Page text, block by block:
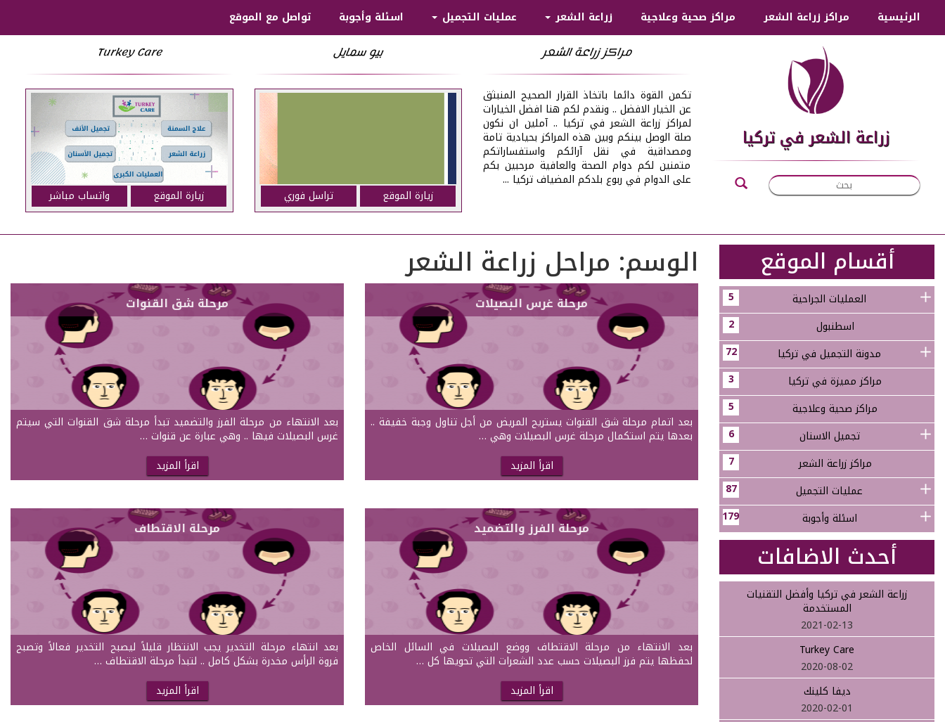
الرئيسية مراكز زراعة الشعر مراكز صحية وعلاجية زراعة الشعر عمليات التجميل اسئلة وأجوبة تواصل مع الموقع
زراعة الشعر في تركيا
مراكز زراعة الشعر
تكمن القوة دائما باتخاذ القرار الصحيح المنبثق
عن الخيار الافضل .. ونقدم لكم هنا افضل الخيارات
لمراكز زراعة الشعر في تركيا .. آملين ان نكون
صلة الوصل بينكم وبين هذه المراكز بحيادية تامة
ومصداقية في نقل آرائكم واستفساراتكم
متمنين لكم دوام الصحة والعافية مرحبين بكم
على الدوام في ربوع بلدكم المضياف تركيا ...
بيو سمايل
زيارة الموقع تراسل فوري
Turkey Care
زيارة الموقع واتساب مباشر
أقسام الموقع
العمليات الجراحية
5
اسطنبول
2
مدونة التجميل في تركيا
72
مراكز مميزة في تركيا
3
مراكز صحية وعلاجية
5
تجميل الاسنان
6
مراكز زراعة الشعر
7
عمليات التجميل
87
اسئلة وأجوبة
179
أحدث الاضافات
زراعة الشعر في تركيا وأفضل التقنيات
المستخدمة
2021-02-13
Turkey Care
2020-08-02
ديفا كلينك
2020-02-01
الوسم: مراحل زراعة الشعر
مرحلة غرس البصيلات
بعد اتمام مرحلة شق القنوات يستريح المريض من أجل تناول وجبة خفيفة ..
بعدها يتم استكمال مرحلة غرس البصيلات وهي …
اقرأ المزيد
مرحلة شق القنوات
بعد الانتهاء من مرحلة الفرز والتضميد تبدأ مرحلة شق القنوات التي سيتم
غرس البصيلات فيها .. وهي عبارة عن قنوات …
اقرأ المزيد
مرحلة الفرز والتضميد
بعد الانتهاء من مرحلة الاقتطاف ووضع البصيلات في السائل الخاص
لحفظها يتم فرز البصيلات حسب عدد الشعرات التي تحويها كل …
اقرأ المزيد
مرحلة الاقتطاف
بعد انتهاء مرحلة التخدير يجب الانتظار قليلاً ليصبح التخدير فعالاً وتصبح
فروة الرأس مخدرة بشكل كامل .. لتبدأ مرحلة الاقتطاف …
اقرأ المزيد